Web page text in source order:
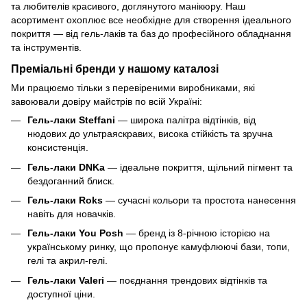
та любителів красивого, доглянутого манікюру. Наш
асортимент охоплює все необхідне для створення ідеального
покриття — від гель-лаків та баз до професійного обладнання
та інструментів.
Преміальні бренди у нашому каталозі
Ми працюємо тільки з перевіреними виробниками, які
завоювали довіру майстрів по всій Україні:
Гель-лаки Steffani — широка палітра відтінків, від
нюдових до ультраяскравих, висока стійкість та зручна
консистенція.
Гель-лаки DNKa — ідеальне покриття, щільний пігмент та
бездоганний блиск.
Гель-лаки Roks — сучасні кольори та простота нанесення
навіть для новачків.
Гель-лаки You Posh — бренд із 8-річною історією на
українському ринку, що пропонує камуфлюючі бази, топи,
гелі та акрил-гелі.
Гель-лаки Valeri — поєднання трендових відтінків та
доступної ціни.